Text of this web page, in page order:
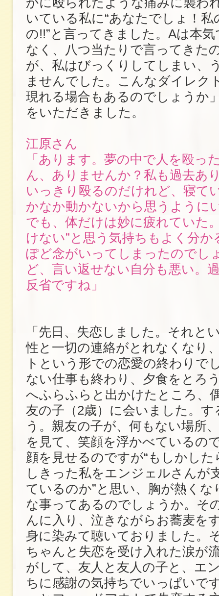
いている私に“あなたでしょ！私
の!!”と言ってきました。Aは本
なく、八つ当たりで言ってきた
が、私はびっくりしてしまい、
ませんでした。こんなダイレク
現れる場合もあるのでしょうか
をいただきました。
江原さん
「あります。夢の中で人を殴っ
ん、ありませんか？私も過去あ
いっきり殴るのだけれど、寝て
かなか動かないから思うように
でも、体だけは妙に疲れていた
けない”と思う気持ちもよく分
ぽど念がいってしまったのでし
ど、言い返せない自分も悪い。
反省ですね」
「先日、失恋しました。それと
性と一切の連絡がとれなくなり
トという形での恋愛の終わりで
ない仕事も終わり、夕食をとろ
へふらふらと出かけたところ、
友の子（2歳）に会いました。
う。親友の子が、何もない場所
を見て、笑顔を浮かべているの
顔を見せるのですが“もしかし
しきった私をエンジェルさんが
ているのか”と思い、胸が熱くな
な事ってあるのでしょうか。そ
んに入り、泣きながらお蕎麦を
身に染みて聴いておりました。
ちゃんと失恋を受け入れた涙が
がして、友人と友人の子と、エ
ちに感謝の気持ちでいっぱいで